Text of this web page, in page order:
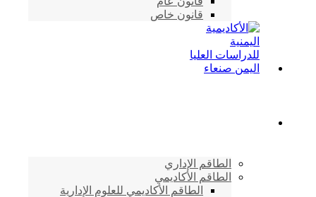
قانون خاص
الطاقم الأكاديمي
الطاقم الإداري
الطاقم الأكاديمي
الطاقم الأكاديمي للعلوم الإدارية